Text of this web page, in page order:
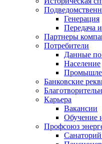
Генерация
Передача
Партнеры
Потребители
Данные по
Население
Банковские
Карьера
Вакансии
Обучение
Профсоюз